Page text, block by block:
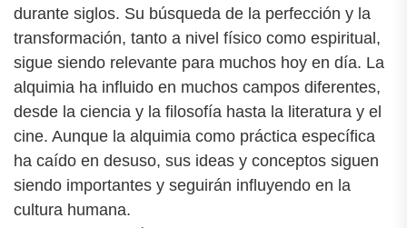
durante siglos. Su búsqueda de la perfección y la
transformación, tanto a nivel físico como espiritual,
sigue siendo relevante para muchos hoy en día. La
alquimia ha influido en muchos campos diferentes,
desde la ciencia y la filosofía hasta la literatura y el
cine. Aunque la alquimia como práctica específica
ha caído en desuso, sus ideas y conceptos siguen
siendo importantes y seguirán influyendo en la
cultura humana.